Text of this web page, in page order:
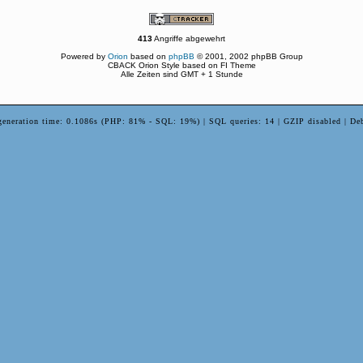
413Angriffe abgewehrt
Powered by Orion based on phpBB © 2001, 2002 phpBB Group
CBACK Orion Style based on FI Theme
Alle Zeiten sind GMT + 1 Stunde
time: 0.1086s (PHP: 81% - SQL: 19%) | SQL queries: 14 | GZIP disabled |